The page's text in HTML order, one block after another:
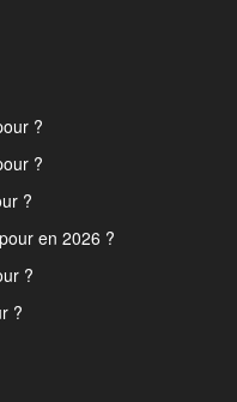
?
?
?
en 2026 ?
?
?